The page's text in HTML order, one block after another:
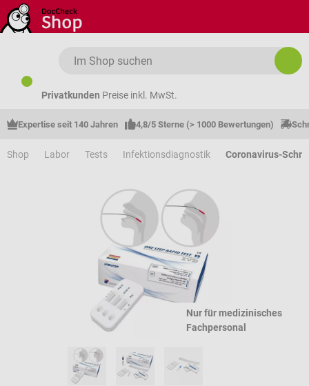
Zum Hauptinhalt springen
Privatkunden Preise inkl. MwSt.
Expertise seit 140 Jahren 4,8/5 Sterne (> 1000 Bewertungen)
Shop Labor Tests Infektionsdiagnostik Coronavirus-
Nur für medizinisches
Fachpersonal